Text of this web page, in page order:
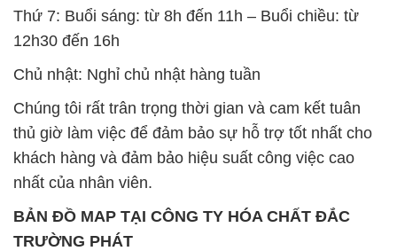
Thứ 7: Buổi sáng: từ 8h đến 11h – Buổi chiều: từ
12h30 đến 16h
Chủ nhật: Nghỉ chủ nhật hàng tuần
Chúng tôi rất trân trọng thời gian và cam kết tuân
thủ giờ làm việc để đảm bảo sự hỗ trợ tốt nhất cho
khách hàng và đảm bảo hiệu suất công việc cao
nhất của nhân viên.
BẢN ĐỒ MAP TẠI CÔNG TY HÓA CHẤT ĐẮC
TRƯỜNG PHÁT